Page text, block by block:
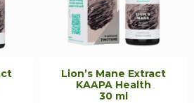
Lion’s Mane Extract
KAAPA Health
30 ml